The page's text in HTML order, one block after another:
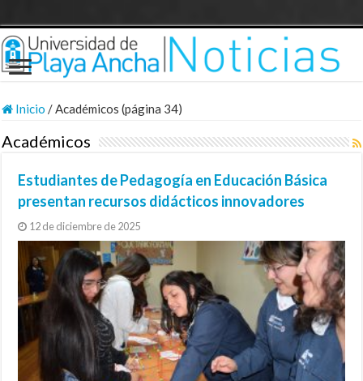
Inicio /Académicos (página 34)
Académicos
Estudiantes de Pedagogía en Educación Básica
presentan recursos didácticos innovadores
12 de diciembre de 2025